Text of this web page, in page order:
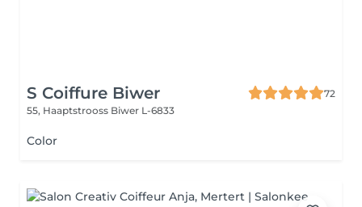
S Coiffure Biwer
72
55, Haaptstrooss Biwer L-6833
Color